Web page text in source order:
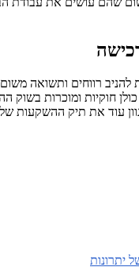
להניב רווחים ותשואה
עוד את תיק ההשקעות
יתרונות